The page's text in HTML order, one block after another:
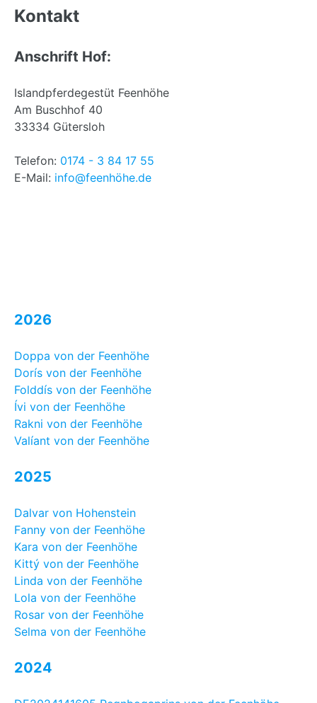
to
Kontakt
Anschrift Hof:
Islandpferdegestüt Feenhöhe
Am Buschhof 40
33334 Gütersloh
Telefon: 0174 - 3 84 17 55
E-Mail: info@feenhöhe.de
2026
Doppa von der Feenhöhe
Dorís von der Feenhöhe
Folddís von der Feenhöhe
Ívi von der Feenhöhe
Rakni von der Feenhöhe
Valíant von der Feenhöhe
2025
Dalvar von Hohenstein
Fanny von der Feenhöhe
Kara von der Feenhöhe
Kittý von der Feenhöhe
Linda von der Feenhöhe
Lola von der Feenhöhe
Rosar von der Feenhöhe
Selma von der Feenhöhe
2024